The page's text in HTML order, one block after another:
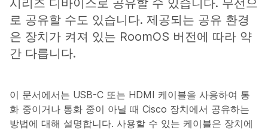
시리즈 디바이스로 공유할 수 있습니다. 무선으
로 공유할 수도 있습니다. 제공되는 공유 환경
은 장치가 켜져 있는 RoomOS 버전에 따라 약
간 다릅니다.
이 문서에서는 USB-C 또는 HDMI 케이블을 사용하여 통
화 중이거나 통화 중이 아닐 때 Cisco 장치에서 공유하는
방법에 대해 설명합니다. 사용할 수 있는 케이블은 장치에